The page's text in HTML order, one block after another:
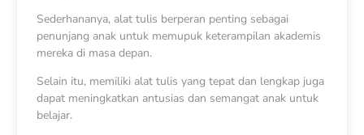
Sederhananya, alat tulis berperan penting sebagai
penunjang anak untuk memupuk keterampilan akademis
mereka di masa depan.
Selain itu, memiliki alat tulis yang tepat dan lengkap juga
dapat meningkatkan antusias dan semangat anak untuk
belajar.